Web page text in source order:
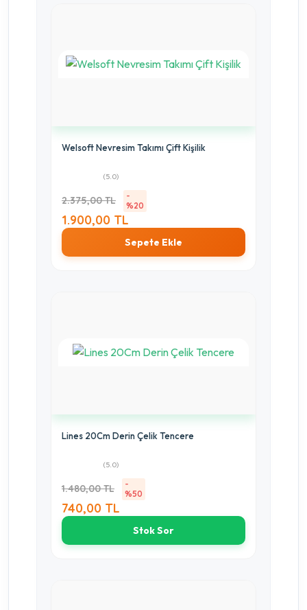
Welsoft Nevresim Takımı Çift Kişilik
(5.0)
2.375,00 TL
-
%20
1.900,00 TL
Sepete Ekle
Lines 20Cm Derin Çelik Tencere
(5.0)
1.480,00 TL
-
%50
740,00 TL
Stok Sor